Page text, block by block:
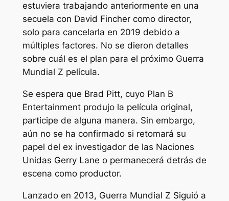
estuviera trabajando anteriormente en una
secuela con David Fincher como director,
solo para cancelarla en 2019 debido a
múltiples factores. No se dieron detalles
sobre cuál es el plan para el próximo Guerra
Mundial Z película.
Se espera que Brad Pitt, cuyo Plan B
Entertainment produjo la película original,
participe de alguna manera. Sin embargo,
aún no se ha confirmado si retomará su
papel del ex investigador de las Naciones
Unidas Gerry Lane o permanecerá detrás de
escena como productor.
Lanzado en 2013, Guerra Mundial Z Siguió a